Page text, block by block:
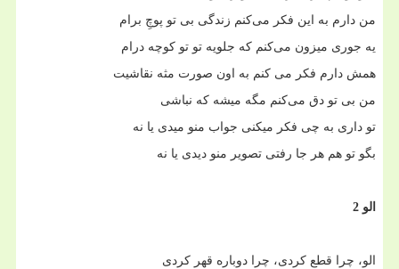
من دارم به این فکر می‌کنم زندگی بی تو پوچِ برام
یه جوری میزون می‌کنم که جلویه تو تو کوچه درام
همش دارم فکر می کنم به اون صورت مثه نقاشیت
من بی تو دق می‌کنم مگه میشه که نباشی
تو داری به چی فکر میکنی جواب منو میدی یا نه
بگو تو هم هر جا رفتی تصویر منو دیدی یا نه
الو 2
الو، چرا قطع کردی، چرا دوباره قهر کردی